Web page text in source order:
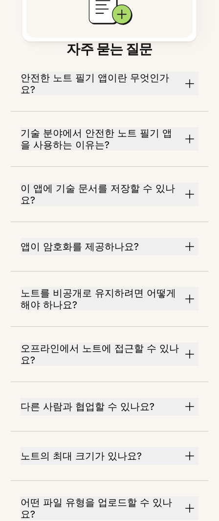
자주 묻는 질문
안전한 노트 필기 앱이란 무엇인가
요?
기술 분야에서 안전한 노트 필기 앱
을 사용하는 이유는?
이 앱에 기술 문서를 저장할 수 있나
요?
앱이 암호화를 제공하나요?
노트를 비공개로 유지하려면 어떻게
해야 하나요?
오프라인에서 노트에 접근할 수 있나
요?
다른 사람과 협업할 수 있나요?
노트의 최대 크기가 있나요?
어떤 파일 유형을 업로드할 수 있나
요?